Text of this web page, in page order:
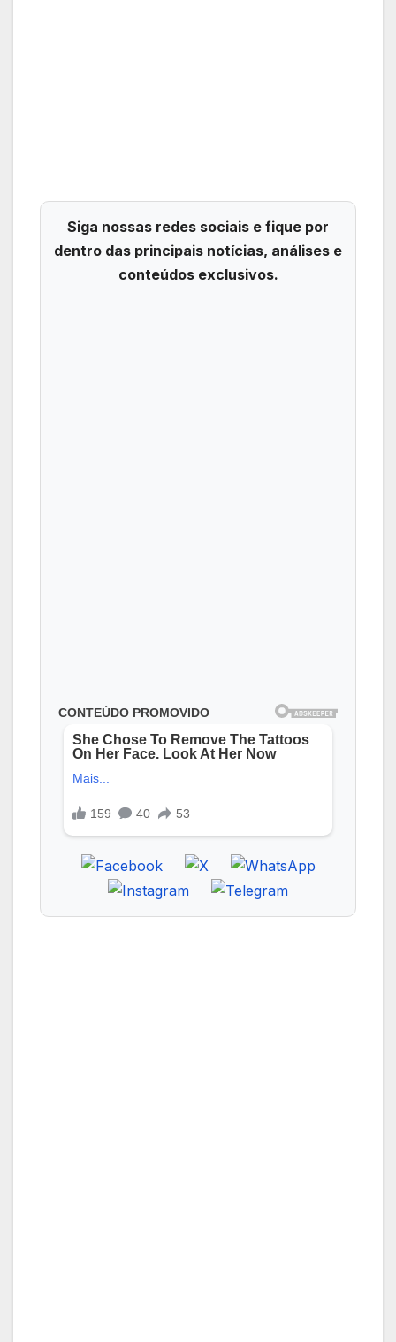
Siga nossas redes sociais e fique por
dentro das principais notícias, análises e
conteúdos exclusivos.